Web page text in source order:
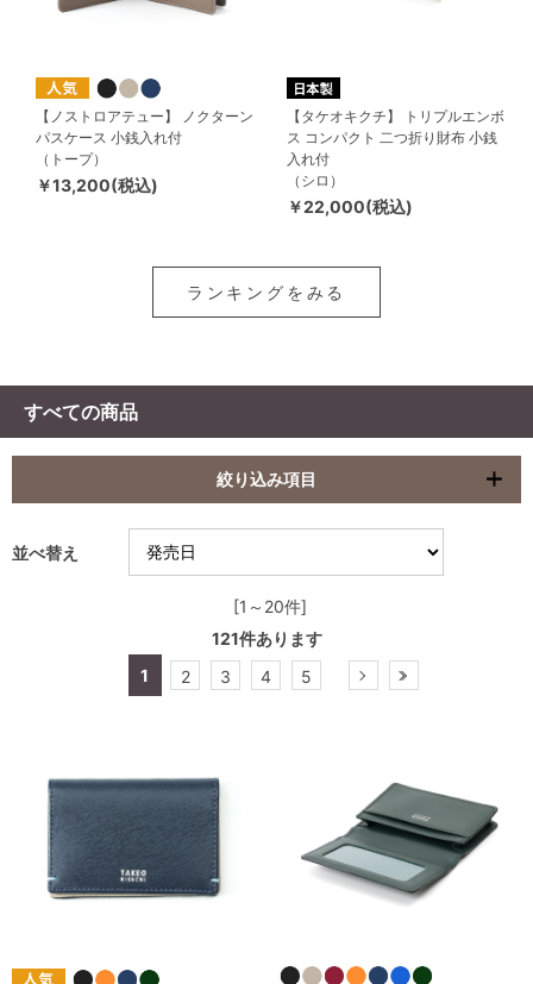
【ノストロアテュー】 ノクターン
パスケース 小銭入れ付
（トープ）
￥13,200(税込)
【タケオキクチ】 トリプルエンボ
ス コンパクト 二つ折り財布 小銭
入れ付
（シロ）
￥22,000(税込)
ランキングをみる
すべての商品
絞り込み項目
並べ替え
[1～20件]
121件あります
1
2 3 4 5